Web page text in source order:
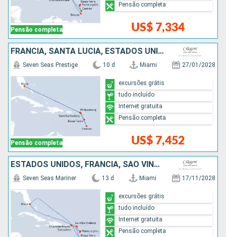
Pensão completa US$ 7,334
Pensão completa
FRANCIA, SANTA LUCIA, ESTADOS UNIDOS
Pensão completa
Seven Seas Prestige 10 d Miami 27/01/2028
US$ 7,452
excursões grátis
tudo incluído
Internet gratuita
Pensão completa
ESTADOS UNIDOS, FRANCIA, SÃO VINCENTE E GRANADINAS
Seven Seas Mariner 13 d Miami 17/11/2028
excursões grátis
tudo incluído
Internet gratuita
Pensão completa